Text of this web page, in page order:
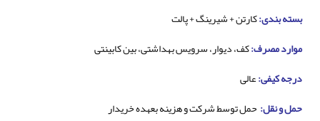
بسته بندی:کارتن + شیرینگ + پالت
موارد مصرف:کف، دیوار، سرویس بهداشتی، بین کابینتی
درجه کیفی:عالی
حمل و نقل: حمل توسط شرکت و هزینه بعهده خریدار